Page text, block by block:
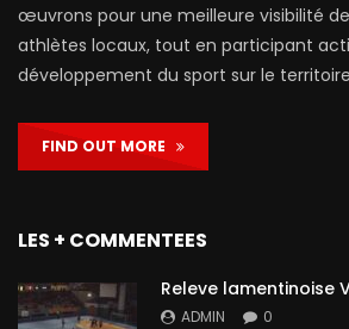
œuvrons pour une meilleure visibilité
athlètes locaux, tout en participant
développement du sport sur le
FIND OUT MORE
LES + COMMENTEES
Releve lamentinoise
ADMIN 0